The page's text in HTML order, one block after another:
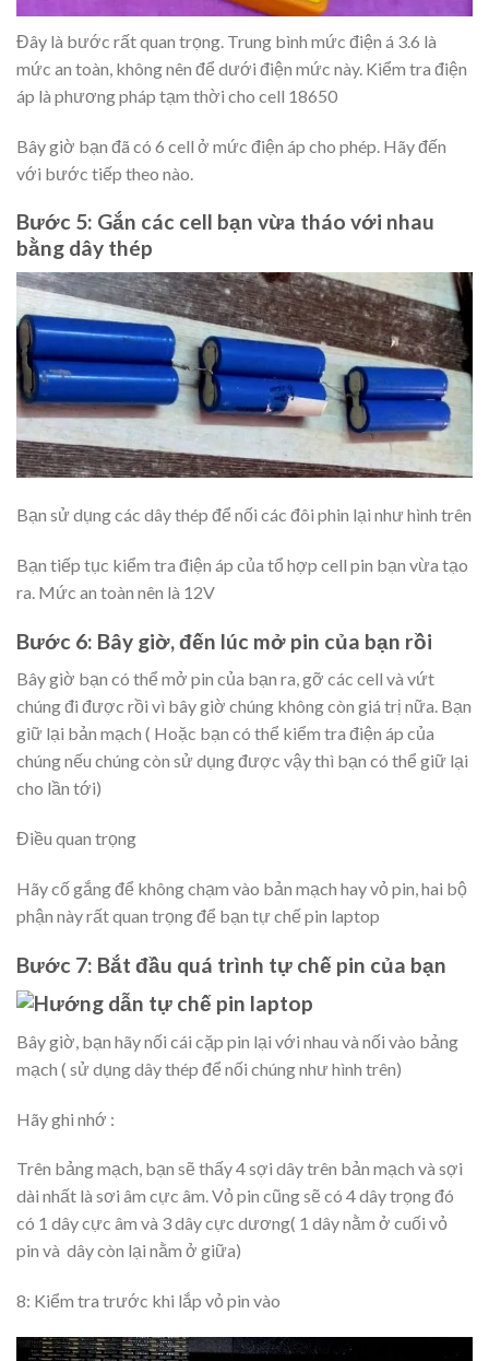
Đây là bước rất quan trọng. Trung bình mức điện á 3.6 là
mức an toàn, không nên để dưới điện mức này. Kiểm tra điện
áp là phương pháp tạm thời cho cell 18650
Bây giờ bạn đã có 6 cell ở mức điện áp cho phép. Hãy đến
với bước tiếp theo nào.
Bước 5: Gắn các cell bạn vừa tháo với nhau
bằng dây thép
Bạn sử dụng các dây thép để nối các đôi phin lại như hình trên
Bạn tiếp tục kiểm tra điện áp của tổ hợp cell pin bạn vừa tạo
ra. Mức an toàn nên là 12V
Bước 6: Bây giờ, đến lúc mở pin của bạn rồi
Bây giờ bạn có thể mở pin của bạn ra, gỡ các cell và vứt
chúng đi được rồi vì bây giờ chúng không còn giá trị nữa. Bạn
giữ lại bản mạch ( Hoặc bạn có thể kiểm tra điện áp của
chúng nếu chúng còn sử dụng được vậy thì bạn có thể giữ lại
cho lần tới)
Điều quan trọng
Hãy cố gắng để không chạm vào bản mạch hay vỏ pin, hai bộ
phận này rất quan trọng để bạn tự chế pin laptop
Bước 7: Bắt đầu quá trình tự chế pin của bạn
Bây giờ, bạn hãy nối cái cặp pin lại với nhau và nối vào bảng
mạch ( sử dụng dây thép để nối chúng như hình trên)
Hãy ghi nhớ :
Trên bảng mạch, bạn sẽ thấy 4 sợi dây trên bản mạch và sợi
dài nhất là sơi âm cực âm. Vỏ pin cũng sẽ có 4 dây trọng đó
có 1 dây cực âm và 3 dây cực dương( 1 dây nằm ở cuối vỏ
pin và dây còn lại nằm ở giữa)
8: Kiểm tra trước khi lắp vỏ pin vào